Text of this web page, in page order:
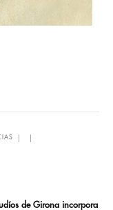
de Girona incorpora